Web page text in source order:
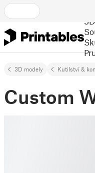
3D modely Kutilství &
Custom